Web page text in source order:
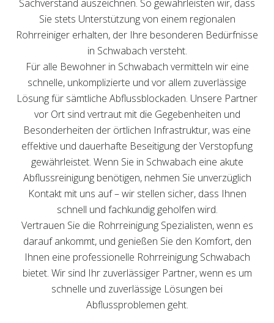
Sachverstand auszeichnen. So gewährleisten wir, dass
Sie stets Unterstützung von einem regionalen
Rohrreiniger erhalten, der Ihre besonderen Bedürfnisse
in Schwabach versteht.
Für alle Bewohner in Schwabach vermitteln wir eine
schnelle, unkomplizierte und vor allem zuverlässige
Lösung für sämtliche Abflussblockaden. Unsere Partner
vor Ort sind vertraut mit die Gegebenheiten und
Besonderheiten der örtlichen Infrastruktur, was eine
effektive und dauerhafte Beseitigung der Verstopfung
gewährleistet. Wenn Sie in Schwabach eine akute
Abflussreinigung benötigen, nehmen Sie unverzüglich
Kontakt mit uns auf – wir stellen sicher, dass Ihnen
schnell und fachkundig geholfen wird.
Vertrauen Sie die Rohrreinigung Spezialisten, wenn es
darauf ankommt, und genießen Sie den Komfort, den
Ihnen eine professionelle Rohrreinigung Schwabach
bietet. Wir sind Ihr zuverlässiger Partner, wenn es um
schnelle und zuverlässige Lösungen bei
Abflussproblemen geht.